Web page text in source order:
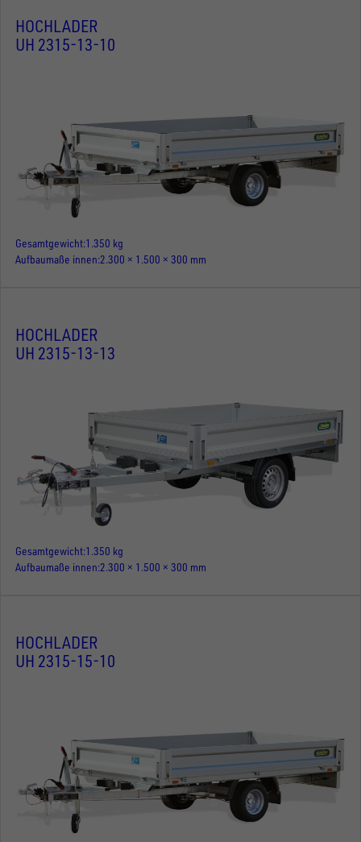
HOCHLADER
UH 2315-13-10
Gesamtgewicht 1.350 kg
Aufbaumaße innen 2.300 × 1.500 × 300 mm
HOCHLADER
UH 2315-13-13
Gesamtgewicht 1.350 kg
Aufbaumaße innen 2.300 × 1.500 × 300 mm
HOCHLADER
UH 2315-15-10